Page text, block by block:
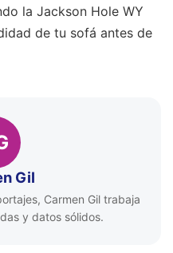
la Jackson Hole WY
de tu sofá antes de
Gil
Carmen Gil trabaja
y datos sólidos.